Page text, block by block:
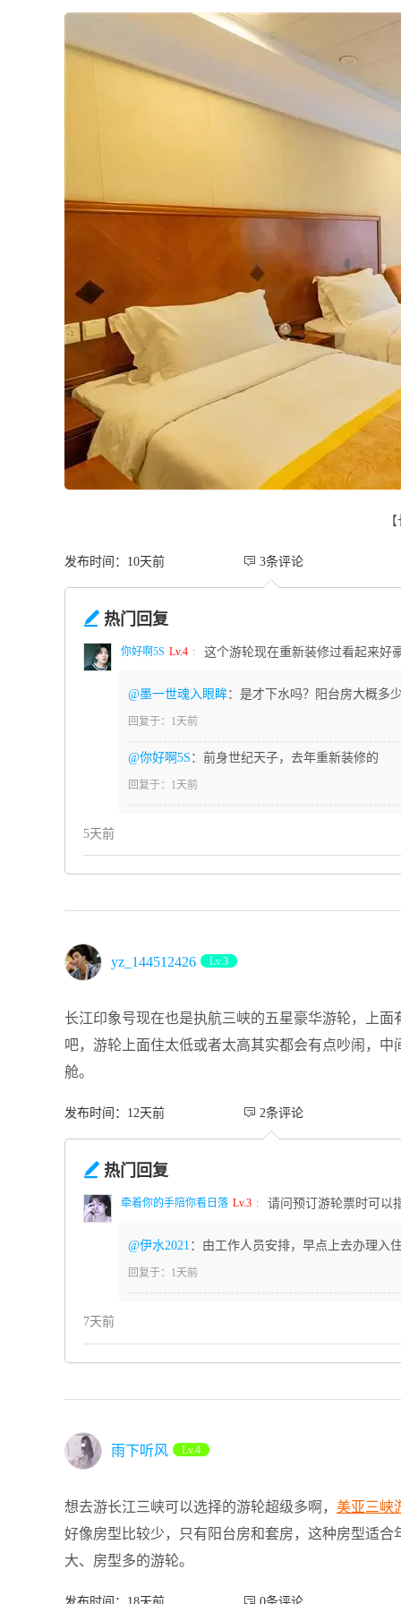
发布时间：10天前  3条评论
 热门回复
你好啊5S Lv.4 : 这个游轮现在重新装修过看起来好
@墨一世魂入眼眸：是才下水吗？阳台房大概多
回复于：1天前
@你好啊5S ：前身世纪天子，去年重新装修的
回复于：1天前
5天前
yz_144512426 Lv.3
长江印象号现在也是执航三峡的五星豪华游轮，上
吧，游轮上面住太低或者太高其实都会有点吵闹，
舱。
发布时间：12天前  2条评论
 热门回复
牵着你的手陪你看日落 Lv.3 : 请问预订游轮票时可以
@伊水2021 ：由工作人员安排，早点上去办理入
回复于：1天前
7天前
雨下听风 Lv.4
想去游长江三峡可以选择的游轮超级多啊， 美亚三峡
好像房型比较少，只有阳台房和套房，这种房型适
大、房型多的游轮。
发布时间：18天前  0条评论